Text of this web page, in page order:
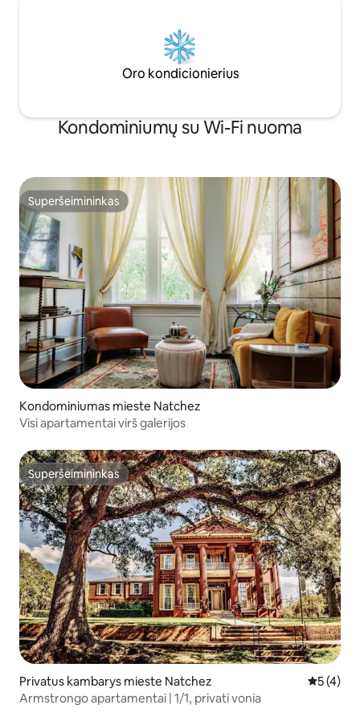
Oro kondicionierius
Kondominiumų su Wi-Fi nuoma
Superšeimininkas
Superšeimininkas
Kondominiumas mieste Natchez
Visi apartamentai virš galerijos
Superšeimininkas
Superšeimininkas
Privatus kambarys mieste Natchez Vidutinis
5 (4)
Armstrongo apartamentai | 1/1, privati vonia